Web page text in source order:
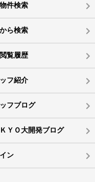
件検索
ら検索
覧履歴
フ紹介
フブログ
ＹＯ大開発ブログ
ン